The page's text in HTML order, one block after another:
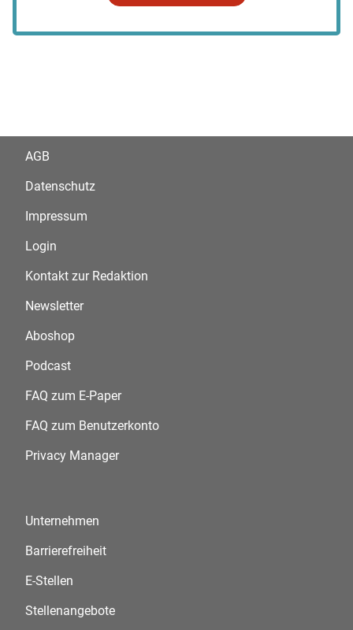
AGB
Datenschutz
Impressum
Login
Kontakt zur Redaktion
Newsletter
Aboshop
Podcast
FAQ zum E-Paper
FAQ zum Benutzerkonto
Privacy Manager
Unternehmen
Barrierefreiheit
E-Stellen
Stellenangebote